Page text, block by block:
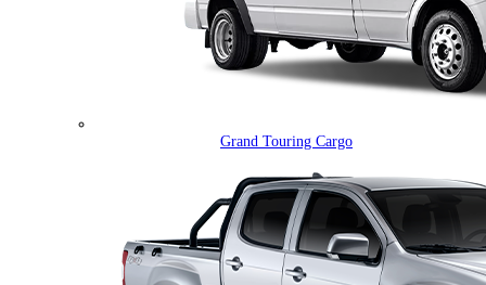
Grand Touring Cargo